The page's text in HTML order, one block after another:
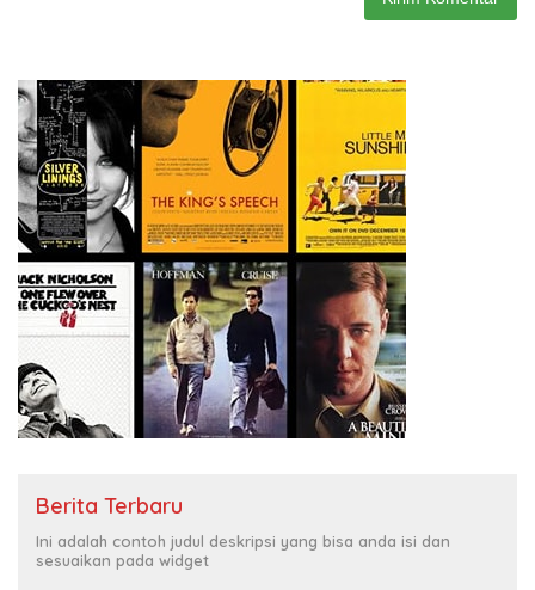
Berita Terbaru
Ini adalah contoh judul deskripsi yang bisa anda isi dan
sesuaikan pada widget